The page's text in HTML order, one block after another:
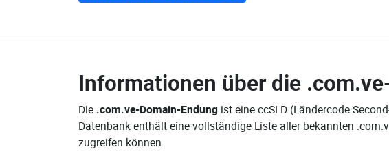
Informationen über die
Die .com.ve-Domain-Endung ist eine ccSLD (Ländercode
Datenbank enthält eine vollständige Liste aller bekannten
zugreifen können.